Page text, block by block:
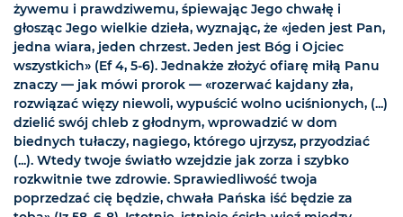
żywemu i prawdziwemu, śpiewając Jego chwałę i
głosząc Jego wielkie dzieła, wyznając, że «jeden jest Pan,
jedna wiara, jeden chrzest. Jeden jest Bóg i Ojciec
wszystkich» (Ef 4, 5-6). Jednakże złożyć ofiarę miłą Panu
znaczy — jak mówi prorok — «rozerwać kajdany zła,
rozwiązać więzy niewoli, wypuścić wolno uciśnionych, (...)
dzielić swój chleb z głodnym, wprowadzić w dom
biednych tułaczy, nagiego, którego ujrzysz, przyodziać
(...). Wtedy twoje światło wzejdzie jak zorza i szybko
rozkwitnie twe zdrowie. Sprawiedliwość twoja
poprzedzać cię będzie, chwała Pańska iść będzie za